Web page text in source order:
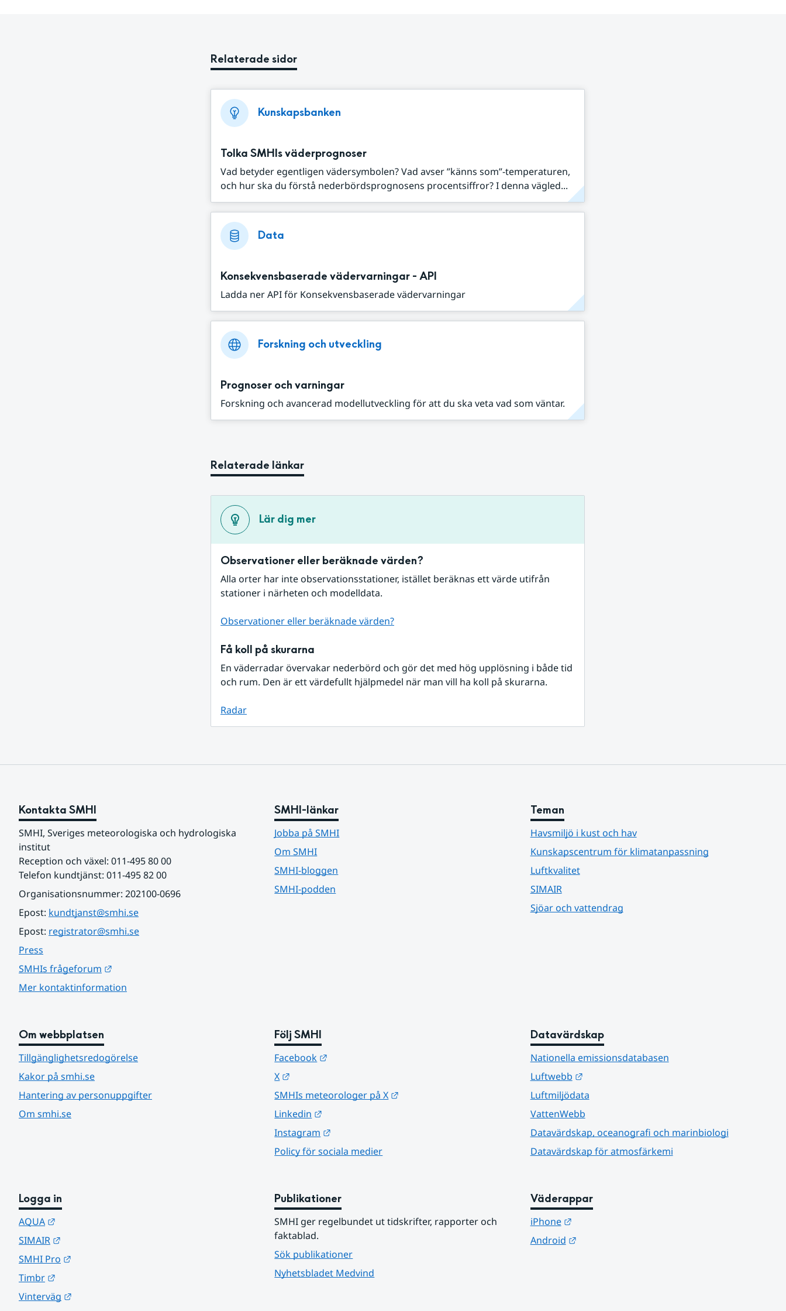
Relaterade sidor
Kunskapsbanken
Tolka SMHIs väderprognoser
Vad betyder egentligen vädersymbolen? Vad avser ”känns som”-temperaturen,
och hur ska du förstå nederbördsprognosens procentsiffror? I denna vägled...
Data
Konsekvensbaserade vädervarningar - API
Ladda ner API för Konsekvensbaserade vädervarningar
Forskning och utveckling
Prognoser och varningar
Forskning och avancerad modellutveckling för att du ska veta vad som väntar.
Relaterade länkar
Lär dig mer
Observationer eller beräknade värden?
Alla orter har inte observationsstationer, istället beräknas ett värde utifrån
stationer i närheten och modelldata.
Observationer eller beräknade värden?
Få koll på skurarna
En väderradar övervakar nederbörd och gör det med hög upplösning i både tid
och rum. Den är ett värdefullt hjälpmedel när man vill ha koll på skurarna.
Radar
Kontakta SMHI
SMHI, Sveriges meteorologiska och hydrologiska
institut
Reception och växel: 011-495 80 00
Telefon kundtjänst: 011-495 82 00
Organisationsnummer: 202100-0696
Epost: kundtjanst@smhi.se
Epost: registrator@smhi.se
Press
SMHIs frågeforum
Mer kontaktinformation
SMHI-länkar
Jobba på SMHI
Om SMHI
SMHI-bloggen
SMHI-podden
Teman
Havsmiljö i kust och hav
Kunskapscentrum för klimatanpassning
Luftkvalitet
SIMAIR
Sjöar och vattendrag
Om webbplatsen
Tillgänglighetsredogörelse
Kakor på smhi.se
Hantering av personuppgifter
Om smhi.se
Följ SMHI
Facebook
X
SMHIs meteorologer på X
Linkedin
Instagram
Policy för sociala medier
Datavärdskap
Nationella emissionsdatabasen
Luftwebb
Länk till annan webbplats.
Luftmiljödata
VattenWebb
Datavärdskap, oceanografi och marinbiologi
Datavärdskap för atmosfärkemi
Logga in
AQUA
SIMAIR
SMHI Pro
Timbr
Vinterväg
Publikationer
SMHI ger regelbundet ut tidskrifter, rapporter och
faktablad.
Sök publikationer
Nyhetsbladet Medvind
Väderappar
iPhone
Länk till annan webbplats.
Android
Länk till annan webbplats.